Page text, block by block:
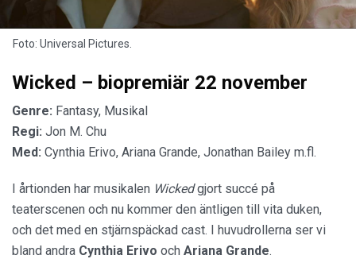
Foto: Universal Pictures.
Wicked – biopremiär 22 november
Genre: Fantasy, Musikal
Regi: Jon M. Chu
Med: Cynthia Erivo, Ariana Grande, Jonathan Bailey m.fl.
I årtionden har musikalen Wickedgjort succé på
teaterscenen och nu kommer den äntligen till vita duken,
och det med en stjärnspäckad cast. I huvudrollerna ser vi
bland andra Cynthia Erivo och Ariana Grande.